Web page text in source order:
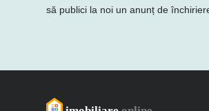
să publici la noi un anunț de